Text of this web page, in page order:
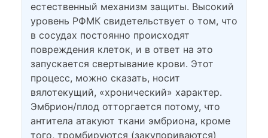
естественный механизм защиты. Высокий
уровень РФМК свидетельствует о том, что
в сосудах постоянно происходят
повреждения клеток, и в ответ на это
запускается свертывание крови. Этот
процесс, можно сказать, носит
вялотекущий, «хронический» характер.
Эмбрион/плод отторгается потому, что
антитела атакуют ткани эмбриона, кроме
того, тромбируются (закупориваются)